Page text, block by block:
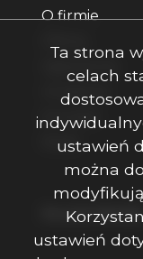
O firmie
Zgłoszenia
Ulubione
Kontakt
Rodo
Social Media
Ta strona
celach
ustawień
można
ustawień